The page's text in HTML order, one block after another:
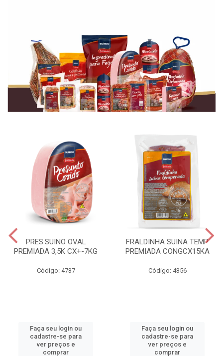
PRES.SUINO OVAL
PREMIADA 3,5K CX+-7KG
Código: 4737
Faça seu login ou
cadastre-se para
ver preços e
comprar
FRALDINHA SUINA TEMP
PREMIADA CONGCX15KA
Código: 4356
Faça seu login ou
cadastre-se para
ver preços e
comprar